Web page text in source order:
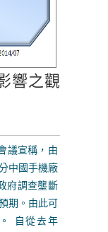
響之觀
議宣稱，由
中國手機廠
府調查壟斷
期。由此可
自從去年